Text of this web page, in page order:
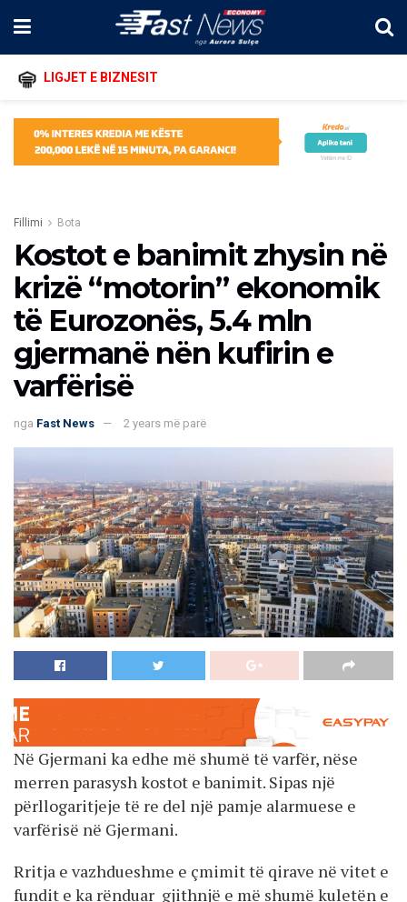
LIGJET E BIZNESIT
Fillimi Bota
Kostot e banimit zhysin në
krizë “motorin” ekonomik
të Eurozonës, 5.4 mln
gjermanë nën kufirin e
varfërisë
nga Fast News 2 years më parë
Në Gjermani ka edhe më shumë të varfër, nëse
merren parasysh kostot e banimit. Sipas një
përllogaritjeje të re del një pamje alarmuese e
varfërisë në Gjermani.
Rritja e vazhdueshme e çmimit të qirave në vitet e
fundit e ka rënduar gjithnjë e më shumë kuletën e